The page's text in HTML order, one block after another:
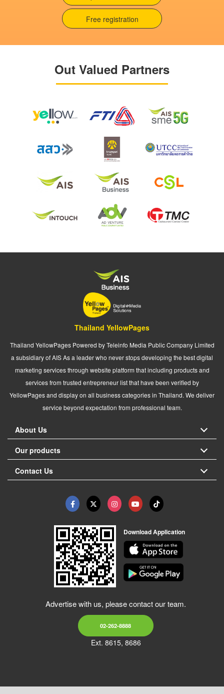
Free registration
Out Valued Partners
Thailand YellowPages
Thailand YellowPages Powered by Teleinfo Media Public Company Limited
a subsidiary of AIS As a leader who never stops developing the best digital
marketing services through website platform that including products and
services from trusted entrepreneur list that have been verified by
YellowPages and display on all business categories in Thailand. We deliver
service beyond expectation from professional team.
About Us
Our products
Contact Us
Download Application
Advertise with us, please contact our team.
02-262-8888
Ext. 8615, 8686